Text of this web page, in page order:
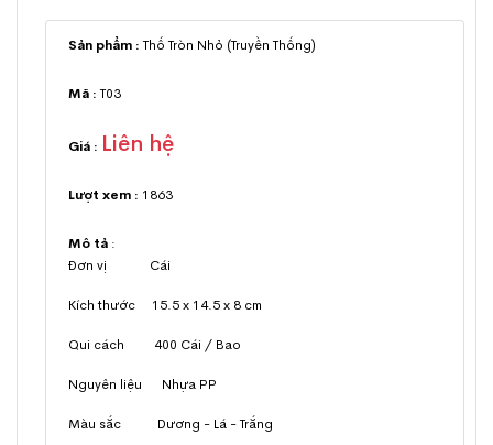
Sản phẩm :Thố Tròn Nhỏ (Truyền Thống)
Mã :T03
Giá : Liên hệ
Lượt xem : 1863
Mô tả :
Đơn vị Cái
Kích thước 15.5 x 14.5 x 8 cm
Qui cách 400 Cái / Bao
Nguyên liệu Nhựa PP
Màu sắc Dương - Lá - Trắng